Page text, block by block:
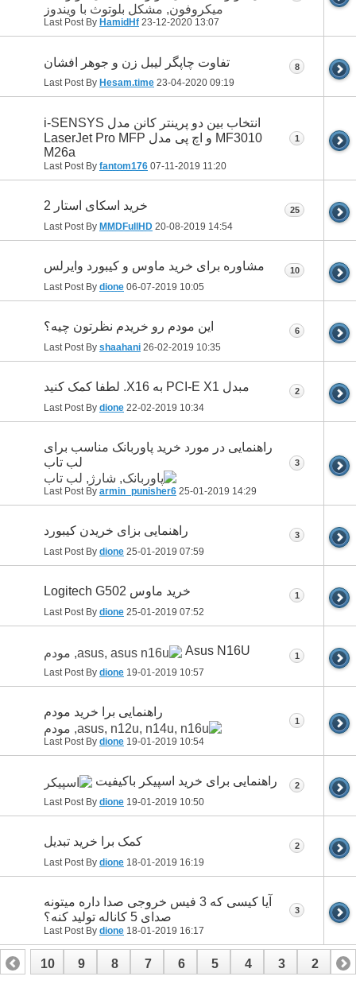
Last Post By HamidHf 23-12-2020 13:07
تفاوت چاپگر لیبل زن و جوهر افشان
Last Post By Hesam.time 23-04-2020 09:19
8
انتخاب بین دو پرینتر کانن مدل i-SENSYS
MF3010 و اچ پی مدل LaserJet Pro MFP
M26a
Last Post By fantom176 07-11-2019 11:20
1
خرید اسکای استار 2
Last Post By MMDFullHD 20-08-2019 14:54
25
مشاوره برای خرید ماوس و کیبورد وایرلس
Last Post By dione 06-07-2019 10:05
10
این مودم رو خریدم نظرتون چیه؟
Last Post By shaahani 26-02-2019 10:35
6
مبدل PCI-E X1 به X16. لطفا کمک کنید
Last Post By dione 22-02-2019 10:34
2
راهنمایی در مورد خرید پاوربانک مناسب برای
لب تاب
Last Post By armin_punisher6 25-01-2019 14:29
3
راهنمایی بزای خریدن کیبورد
Last Post By dione 25-01-2019 07:59
3
خرید ماوس Logitech G502
Last Post By dione 25-01-2019 07:52
1
Asus N16U
Last Post By dione 19-01-2019 10:57
1
راهنمایی برا خرید مودم
Last Post By dione 19-01-2019 10:54
1
راهنمایی برای خرید اسپیکر باکیفیت
Last Post By dione 19-01-2019 10:50
2
کمک برا خرید تبدیل
Last Post By dione 18-01-2019 16:19
2
آیا کیسی که 3 فیس خروجی صدا داره میتونه
صدای 5 کاناله تولید کنه؟
Last Post By dione 18-01-2019 16:17
3
1
2
3
4
5
6
7
8
9
10